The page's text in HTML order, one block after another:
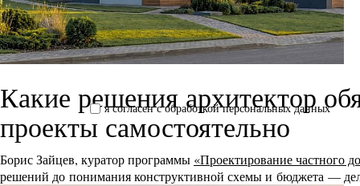
я согласен с обработкой персональных данных
Какие решения архитектор
проекты самостоятельно
Борис Зайцев, куратор программы «Проектирование частного
решений до понимания конструктивной схемы и бюджета —